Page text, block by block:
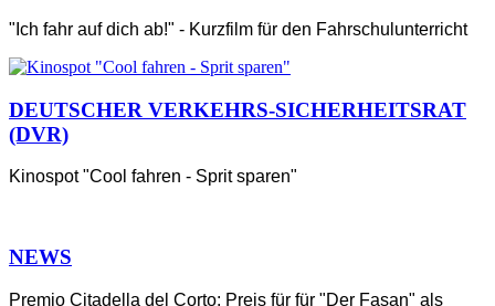
"Ich fahr auf dich ab!" - Kurzfilm für den Fahrschulunterricht
DEUTSCHER VERKEHRS-SICHERHEITSRAT
(DVR)
Kinospot "Cool fahren - Sprit sparen"
NEWS
Premio Citadella del Corto: Preis für für "Der Fasan" als